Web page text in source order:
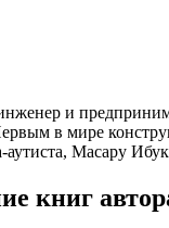
и
в мире
аутиста, Масару
книг